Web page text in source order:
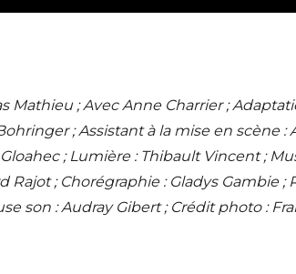
Mathieu ; Avec Anne Charrier ;
; Assistant à la mise en scène :
; Lumière : Thibault Vincent ;
Rajot ; Chorégraphie : Gladys Gambie
son : Audray Gibert ; Crédit photo :